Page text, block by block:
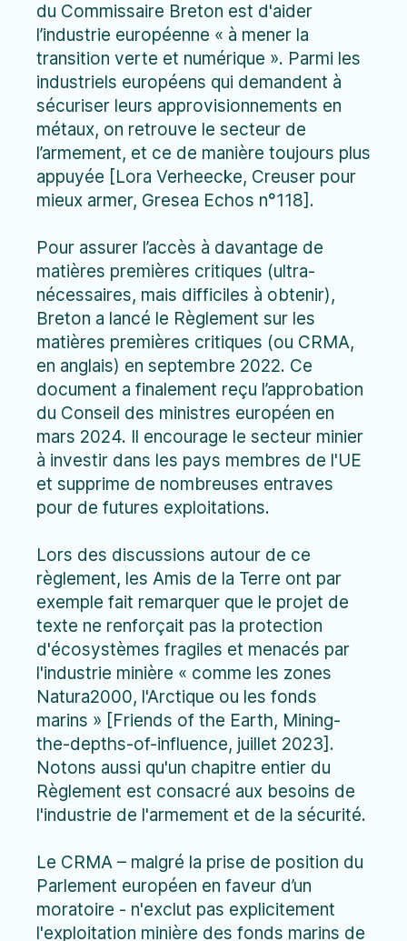
du Commissaire Breton est d'aider
l’industrie européenne « à mener la
transition verte et numérique ». Parmi les
industriels européens qui demandent à
sécuriser leurs approvisionnements en
métaux, on retrouve le secteur de
l’armement, et ce de manière toujours plus
appuyée [Lora Verheecke, Creuser pour
mieux armer, Gresea Echos n°118].
Pour assurer l’accès à davantage de
matières premières critiques (ultra-
nécessaires, mais difficiles à obtenir),
Breton a lancé le Règlement sur les
matières premières critiques (ou CRMA,
en anglais) en septembre 2022. Ce
document a finalement reçu l’approbation
du Conseil des ministres européen en
mars 2024. Il encourage le secteur minier
à investir dans les pays membres de l'UE
et supprime de nombreuses entraves
pour de futures exploitations.
Lors des discussions autour de ce
règlement, les Amis de la Terre ont par
exemple fait remarquer que le projet de
texte ne renforçait pas la protection
d'écosystèmes fragiles et menacés par
l'industrie minière « comme les zones
Natura2000, l'Arctique ou les fonds
marins » [Friends of the Earth, Mining-
the-depths-of-influence, juillet 2023].
Notons aussi qu'un chapitre entier du
Règlement est consacré aux besoins de
l'industrie de l'armement et de la sécurité.
Le CRMA – malgré la prise de position du
Parlement européen en faveur d’un
moratoire - n'exclut pas explicitement
l'exploitation minière des fonds marins de